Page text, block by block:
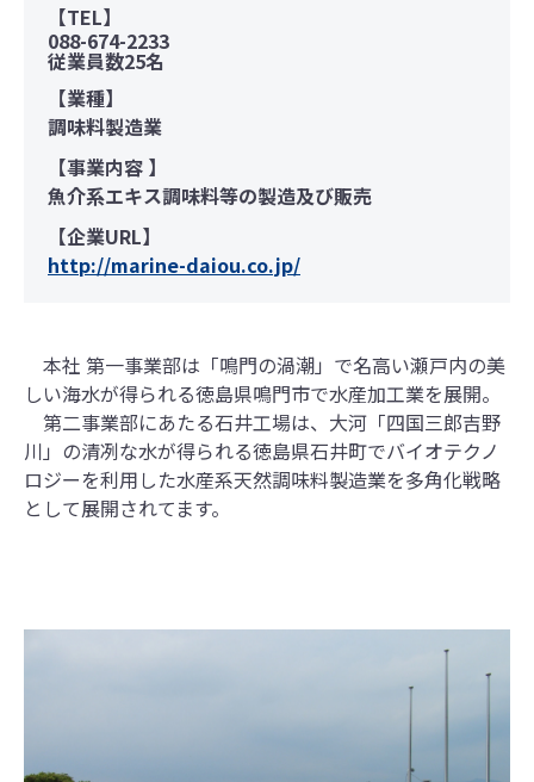
【TEL】
088-674-2233
従業員数25名
【業種】
調味料製造業
【事業内容 】
魚介系エキス調味料等の製造及び販売
【企業URL】
http://marine-daiou.co.jp/
本社 第一事業部は「鳴門の渦潮」で名高い瀬戸内の美
しい海水が得られる徳島県鳴門市で水産加工業を展開。
第二事業部にあたる石井工場は、大河「四国三郎吉野
川」の清冽な水が得られる徳島県石井町でバイオテクノ
ロジーを利用した水産系天然調味料製造業を多角化戦略
として展開されてます。